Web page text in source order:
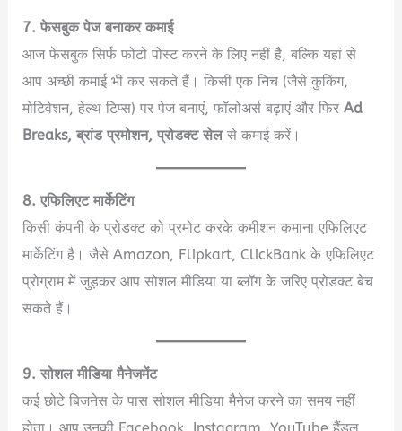
7. फेसबुक पेज बनाकर कमाई
आज फेसबुक सिर्फ फोटो पोस्ट करने के लिए नहीं है, बल्कि यहां से
आप अच्छी कमाई भी कर सकते हैं। किसी एक निच (जैसे कुकिंग,
मोटिवेशन, हेल्थ टिप्स) पर पेज बनाएं, फॉलोअर्स बढ़ाएं और फिरAd
Breaks, ब्रांड प्रमोशन, प्रोडक्ट सेलसे कमाई करें।
8. एफिलिएट मार्केटिंग
किसी कंपनी के प्रोडक्ट को प्रमोट करके कमीशन कमाना एफिलिएट
मार्केटिंग है। जैसे Amazon, Flipkart, ClickBank के एफिलिएट
प्रोग्राम में जुड़कर आप सोशल मीडिया या ब्लॉग के जरिए प्रोडक्ट बेच
सकते हैं।
9. सोशल मीडिया मैनेजमेंट
कई छोटे बिजनेस के पास सोशल मीडिया मैनेज करने का समय नहीं